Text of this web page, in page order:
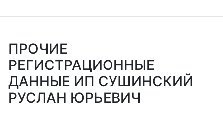
ПРОЧИЕ
РЕГИСТРАЦИОННЫЕ
ДАННЫЕ ИП СУШИНСКИЙ
РУСЛАН ЮРЬЕВИЧ